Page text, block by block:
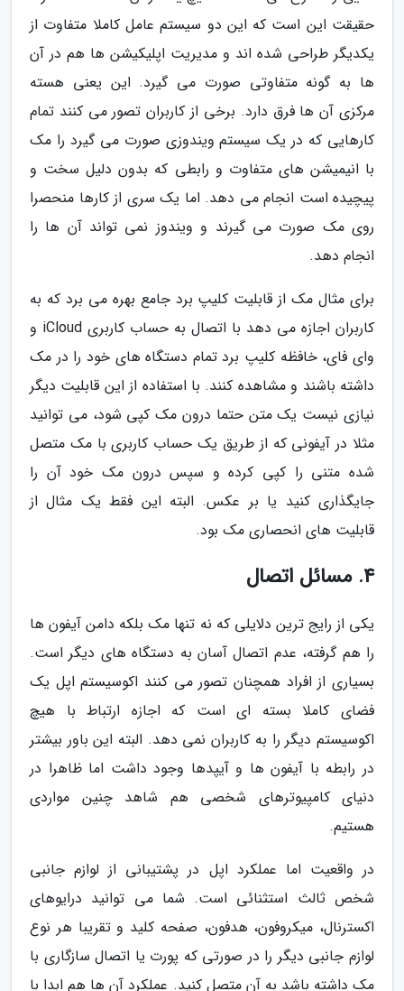
حقیقت این است که این دو سیستم عامل کاملا متفاوت از
یکدیگر طراحی شده اند و مدیریت اپلیکیشن ها هم در آن
ها به گونه متفاوتی صورت می گیرد. این یعنی هسته
مرکزی آن ها فرق دارد. برخی از کاربران تصور می کنند تمام
کارهایی که در یک سیستم ویندوزی صورت می گیرد را مک
با انیمیشن های متفاوت و رابطی که بدون دلیل سخت و
پیچیده است انجام می دهد. اما یک سری از کارها منحصرا
روی مک صورت می گیرند و ویندوز نمی تواند آن ها را
انجام دهد.
برای مثال مک از قابلیت کلیپ برد جامع بهره می برد که به
کاربران اجازه می دهد با اتصال به حساب کاربری iCloud و
وای فای، خافظه کلیپ برد تمام دستگاه های خود را در مک
داشته باشند و مشاهده کنند. با استفاده از این قابلیت دیگر
نیازی نیست یک متن حتما درون مک کپی شود، می توانید
مثلا در آیفونی که از طریق یک حساب کاربری با مک متصل
شده متنی را کپی کرده و سپس درون مک خود آن را
جایگذاری کنید یا بر عکس. البته این فقط یک مثال از
قابلیت های انحصاری مک بود.
4. مسائل اتصال
یکی از رایج ترین دلایلی که نه تنها مک بلکه دامن آیفون ها
را هم گرفته، عدم اتصال آسان به دستگاه های دیگر است.
بسیاری از افراد همچنان تصور می کنند اکوسیستم اپل یک
فضای کاملا بسته ای است که اجازه ارتباط با هیچ
اکوسیستم دیگر را به کاربران نمی دهد. البته این باور بیشتر
در رابطه با آیفون ها و آیپدها وجود داشت اما ظاهرا در
دنیای کامپیوترهای شخصی هم شاهد چنین مواردی
هستیم.
در واقعیت اما عملکرد اپل در پشتیبانی از لوازم جانبی
شخص ثالث استثنائی است. شما می توانید درایوهای
اکسترنال، میکروفون، هدفون، صفحه کلید و تقریبا هر نوع
لوازم جانبی دیگر را در صورتی که پورت یا اتصال سازگاری با
مک داشته باشد به آن متصل کنید. عملکرد آن ها هم ابدا با